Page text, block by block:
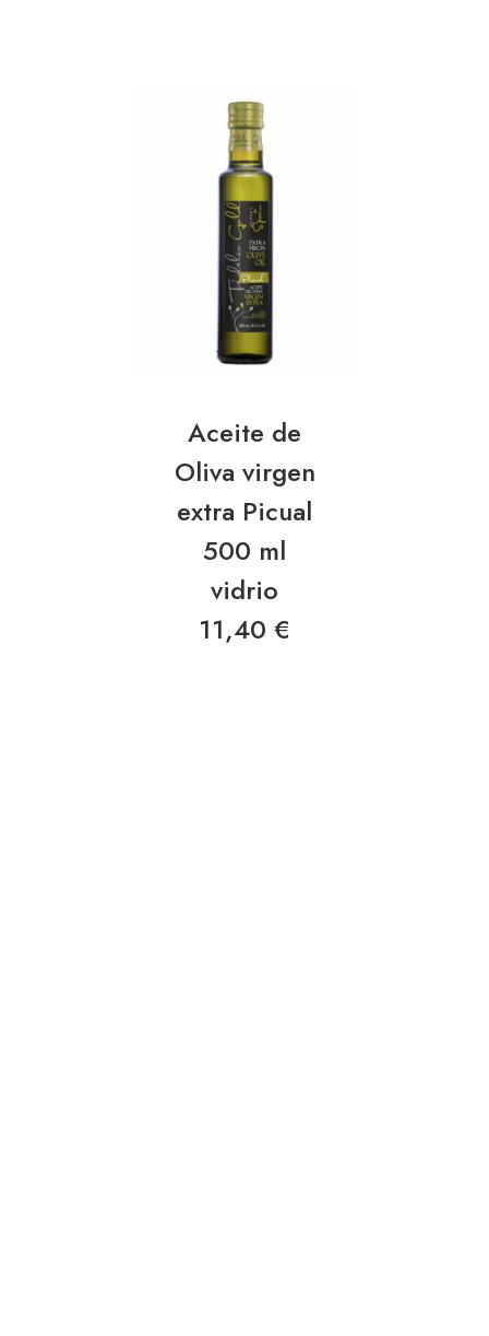
Aceite de
Oliva virgen
extra Picual
500 ml
vidrio
11,40 €